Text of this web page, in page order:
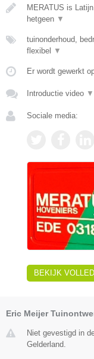
MERATUS is
hetgeen ▼
tuinonderhoud,
flexibel
▼
Er wordt gewerkt
Introductie video ▼
Sociale media:
BEKIJK
Eric Meijer
Niet gevestigd in
Gelderland.